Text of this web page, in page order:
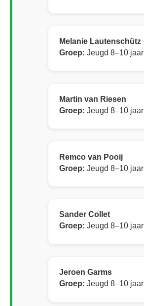
Melanie Lautenschütz
Groep: Jeugd 8–10 jaar
Martin van Riesen
Groep: Jeugd 8–10 jaar
Remco van Pooij
Groep: Jeugd 8–10 jaar
Sander Collet
Groep: Jeugd 8–10 jaar
Jeroen Garms
Groep: Jeugd 8–10 jaar